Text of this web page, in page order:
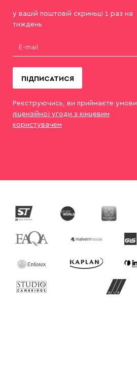
у вашій поштовій скриньці 1 раз на
тиждень
ПІДПИСАТИСЯ
Реєструючись, ви приймаєте умови
ліцензійної угоди з кінцевим
користувачем